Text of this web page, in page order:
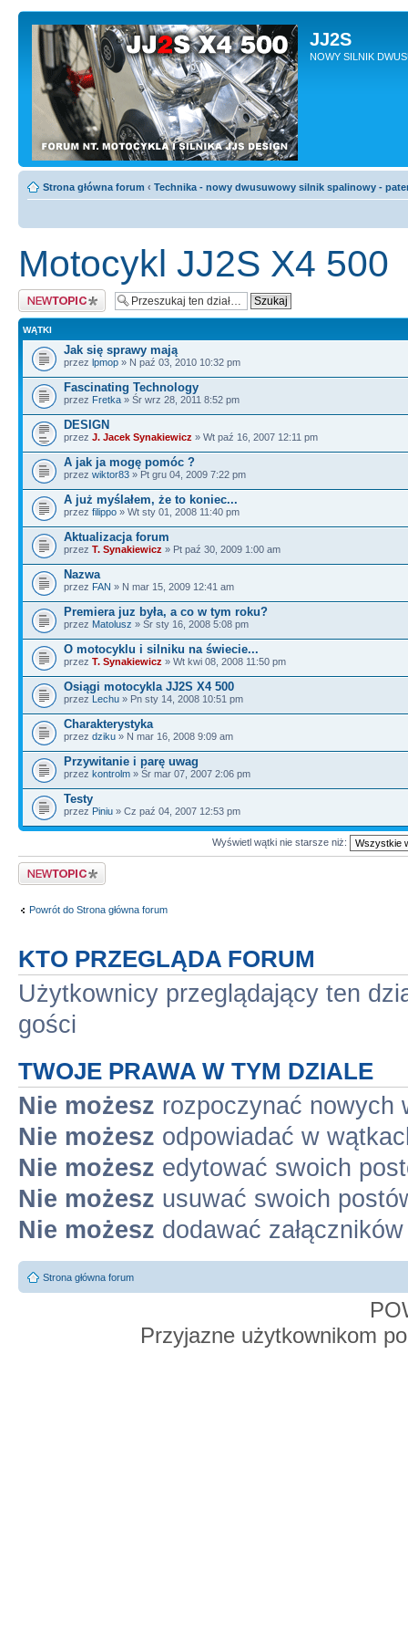
JJ2S
NOWY SILNIK
Strona główna forum ‹ Technika - nowy dwusuwowy silnik spalinowy -
Motocykl JJ2S X4 500
Napisz wątek
WĄTKI
Jak się sprawy mają
przez lpmop » N paź 03, 2010 10:32 pm
Fascinating Technology
przez Fretka » Śr wrz 28, 2011 8:52 pm
DESIGN
przez J. Jacek Synakiewicz » Wt paź 16, 2007 12:11 pm
A jak ja mogę pomóc ?
przez wiktor83 » Pt gru 04, 2009 7:22 pm
A już myślałem, że to koniec...
przez filippo » Wt sty 01, 2008 11:40 pm
Aktualizacja forum
przez T. Synakiewicz » Pt paź 30, 2009 1:00 am
Nazwa
przez FAN » N mar 15, 2009 12:41 am
Premiera juz była, a co w tym roku?
przez Matolusz » Śr sty 16, 2008 5:08 pm
O motocyklu i silniku na świecie...
przez T. Synakiewicz » Wt kwi 08, 2008 11:50 pm
Osiągi motocykla JJ2S X4 500
przez Lechu » Pn sty 14, 2008 10:51 pm
Charakterystyka
przez dziku » N mar 16, 2008 9:09 am
Przywitanie i parę uwag
przez kontrolm » Śr mar 07, 2007 2:06 pm
Testy
przez Piniu » Cz paź 04, 2007 12:53 pm
Wyświetl wątki nie starsze niż:
Napisz wątek
Powrót do Strona główna forum
KTO PRZEGLĄDA FORUM
Użytkownicy przeglądający ten
gości
TWOJE PRAWA W TYM DZIALE
Nie możesz rozpoczynać nowych
Nie możesz odpowiadać w
Nie możesz edytować swoich
Nie możesz usuwać swoich
Nie możesz dodawać załączników
Strona główna forum
Przyjazne użytkownikom